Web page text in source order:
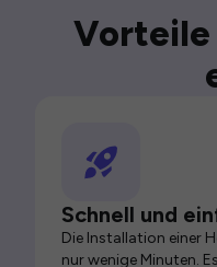
Vorteile
Schnell und
Die Installation einer
nur wenige Minuten.